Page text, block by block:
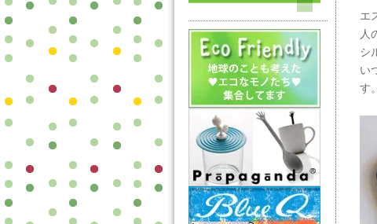
エ
人
シ
い
す。